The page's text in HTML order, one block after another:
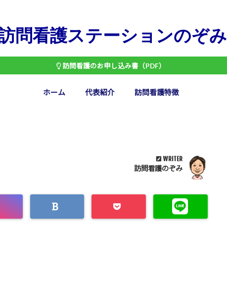
問看護ステーションのぞみ
訪問看護のお申し込み書（PDF）
ホーム 代表紹介 訪問看護特徴
WRITER
訪問看護のぞみ